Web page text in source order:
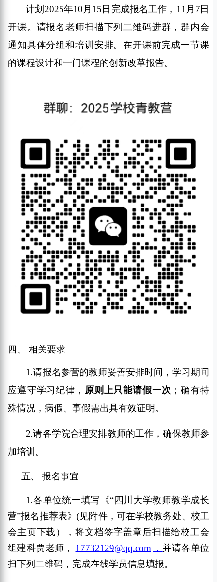
计划 2025年10 月 15 日 完成报名工作， 11 月 7 日
开课。请报名老师扫描下列二维码进群 ，群内会
通知具体分组和培训安排。在开课前完成一节课
的课程设计和一门课程的创新改革报告。
四、 相关要求
1 .请报名参营的教师妥善安排时间，学习期间
应遵守学习纪律， 原则上只能请假一次 ；确有特
殊情况，病假、事假需出具有效证明。
2.请各学院合理安排教师的工作，确保教师参
加培训。
五、 报名事宜
1.各单位统一填写《“四川大学教师教学成长
营”报名推荐表》(见附件，可在学校教务处、校工
会主页下载），将文档签字盖章后扫描给校工会
组建科贾老师， 17732129@qq.com ， 并请各单位
扫下列二维码，完成在线学员信息填报。